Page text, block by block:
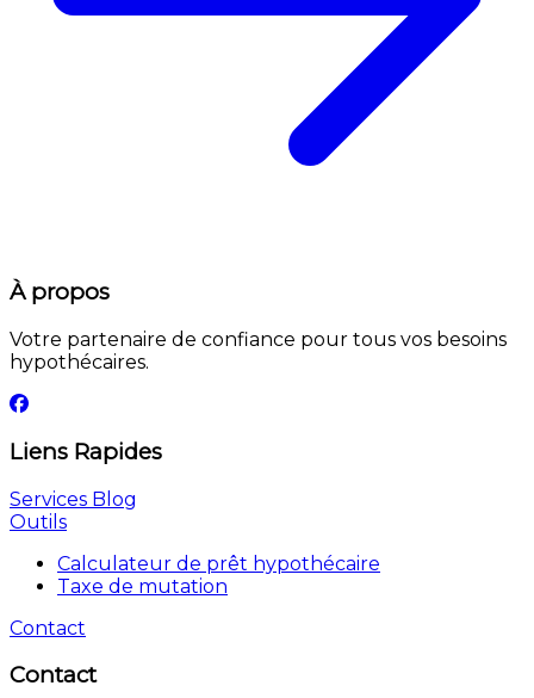
À propos
Votre partenaire de confiance pour tous vos besoins
hypothécaires.
Liens Rapides
Services Blog
Outils
Calculateur de prêt hypothécaire
Taxe de mutation
Contact
Contact